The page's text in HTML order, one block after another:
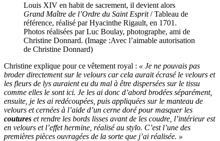
Louis XIV en habit de sacrement, il devient alors
Grand Maître de l’Ordre du Saint Esprit/ Tableau de
référence, réalisé par Hyacinthe Rigault, en 1701.
Photos réalisées par Luc Boulay, photographe, ami de
Christine Donnard. (Image :Avec l’aimable autorisation
de Christine Donnard)
Christine explique pour ce vêtement royal : « Je ne pouvais pas
broder directement sur le velours car cela aurait écrasé le velours et
les fleurs de lys auraient eu du mal à être dispersées sur le tissu
comme elles le sont ici. Je les ai donc d’abord brodées séparément,
ensuite, je les ai redécoupées, puis appliquées sur le manteau de
velours et cernées à l’aide d’un cerne doré pour masquer les
coutures et rendre les bords lisses avant de les coudre, l’intérieur est
en velours et l’effet hermine, réalisé au stylo. C’est l’une des
premières pièces ouvragées de la sorte que j’ai réalisée. »